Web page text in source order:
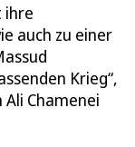
ihre
auch zu einer
Krieg“,
Chamenei